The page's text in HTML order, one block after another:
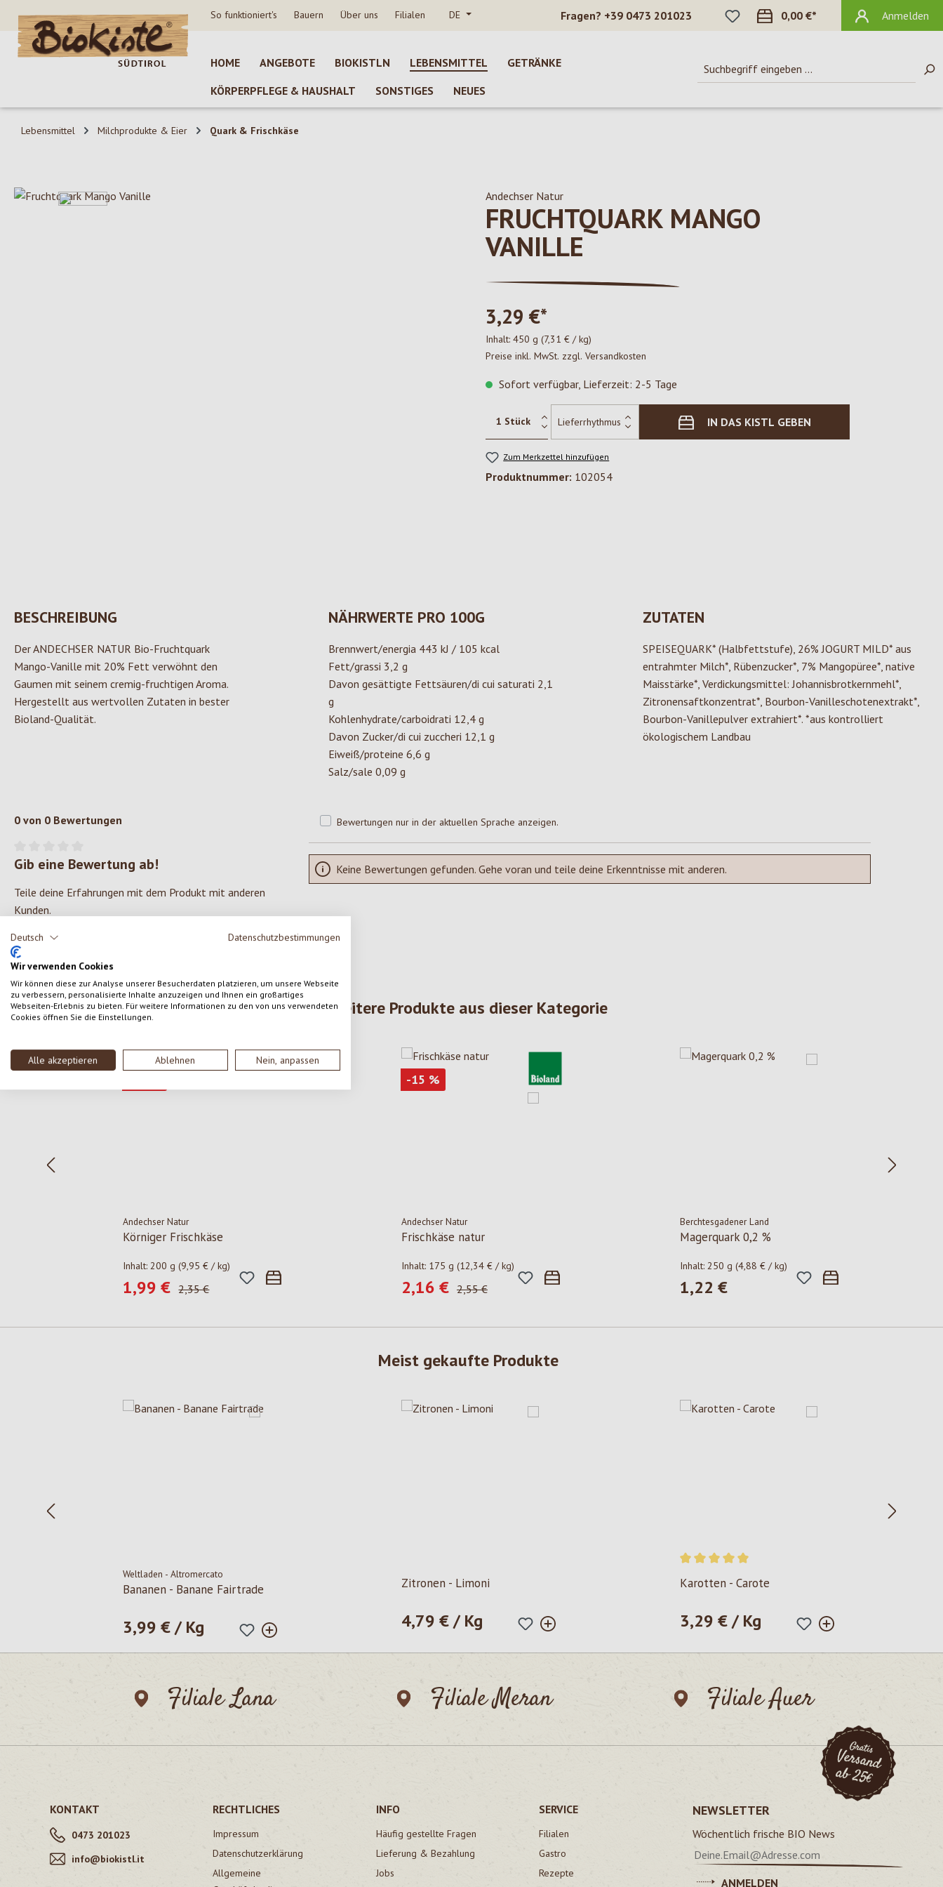
Deutsch Datenschutzbestimmungen
Wir verwenden Cookies
Wir können diese zur Analyse unserer Besucherdaten platzieren, um unsere Webseite
zu verbessern, personalisierte Inhalte anzuzeigen und Ihnen ein großartiges
Webseiten-Erlebnis zu bieten. Für weitere Informationen zu den von uns verwendeten
Cookies öffnen Sie die Einstellungen.
Alle akzeptieren Ablehnen Nein, anpassen
Hauptinhalt springen
Zur Suche springen
Zur Hauptnavigation springen So funktioniert's Bauern Über uns Filialen DE Fragen? +39 0473 201023
DU HAST 0 PRODUKTE AUF DEM
0,00 €* Anmelden
HOME ANGEBOTE BIOKISTLN LEBENSMITTEL
GETRÄNKE
KÖRPERPFLEGE & HAUSHALT
SONSTIGES NEUES
Lebensmittel Milchprodukte & Eier Quark & Frischkäse
Bildergalerie überspringen Andechser Natur
FRUCHTQUARK MANGO
VANILLE
3,29 €*
Inhalt: 450 g (7,31 € / kg)
Preise inkl. MwSt. zzgl. Versandkosten
Sofort verfügbar, Lieferzeit: 2-5 Tage
IN DAS KISTL GEBEN
Zum Merkzettel hinzufügen
Produktnummer: 102054
BESCHREIBUNG
Der ANDECHSER NATUR Bio-Fruchtquark
Mango-Vanille mit 20% Fett verwöhnt den
Gaumen mit seinem cremig-fruchtigen Aroma.
Hergestellt aus wertvollen Zutaten in bester
Bioland-Qualität.
NÄHRWERTE PRO 100G
Brennwert/energia 443 kJ / 105 kcal
Fett/grassi 3,2 g
Davon gesättigte Fettsäuren/di cui saturati 2,1
g
Kohlenhydrate/carboidrati 12,4 g
Davon Zucker/di cui zuccheri 12,1 g
Eiweiß/proteine 6,6 g
Salz/sale 0,09 g
ZUTATEN
SPEISEQUARK* (Halbfettstufe), 26% JOGURT MILD* aus
entrahmter Milch*, Rübenzucker*, 7% Mangopüree*, native
Maisstärke*, Verdickungsmittel: Johannisbrotkernmehl*,
Zitronensaftkonzentrat*, Bourbon-Vanilleschotenextrakt*,
Bourbon-Vanillepulver extrahiert*. *aus kontrolliert
ökologischem Landbau
0 von 0 Bewertungen
Durchschnittliche Bewertung von 0 von 5 Sternen
Gib eine Bewertung ab!
Teile deine Erfahrungen mit dem Produkt mit anderen
Kunden.
Bewertungen nur in der aktuellen Sprache anzeigen.
Keine Bewertungen gefunden. Gehe voran und teile deine Erkenntnisse mit anderen.
Weitere Produkte aus dieser Kategorie
Andechser Natur
Körniger Frischkäse
Inhalt:200 g(9,95 € / kg)
Verkaufspreis:
1,99 € Regulärer Preis:
2,35 €
-15 Rabatt
%
Andechser Natur
Frischkäse natur
Inhalt: 175 g (12,34 € / kg)
Verkaufspreis:
2,16 € Regulärer Preis:
2,55 €
Berchtesgadener Land
Magerquark 0,2 %
Inhalt: 250 g (4,88 € / kg)
Regulärer Preis:
1,22 €
Meist gekaufte Produkte
Weltladen - Altromercato
Bananen - Banane Fairtrade
Regulärer Preis:
3,99 € / Kg
Zitronen - Limoni
Regulärer Preis:
4,79 € / Kg
Durchschnittliche Bewertung von 5 von 5 Sternen
Karotten - Carote
Regulärer Preis:
3,29 € / Kg
Filiale Lana Filiale Meran Filiale Auer
KONTAKT
0473 201023
info@biokistl.it
RECHTLICHES
Impressum
Datenschutzerklärung
Allgemeine
INFO
Häufig gestellte Fragen
Lieferung & Bezahlung
Jobs
SERVICE
Filialen
Gastro
Rezepte
NEWSLETTER
Wöchentlich frische BIO News
ANMELDEN